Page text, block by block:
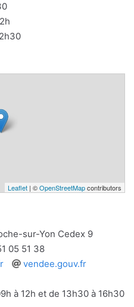
Leaflet | ©OpenStreetMapcontributors
sur-Yon Cedex 9
05 51 38
Site
vendee.gouv.fr
à 12h et de 13h30 à 16h30